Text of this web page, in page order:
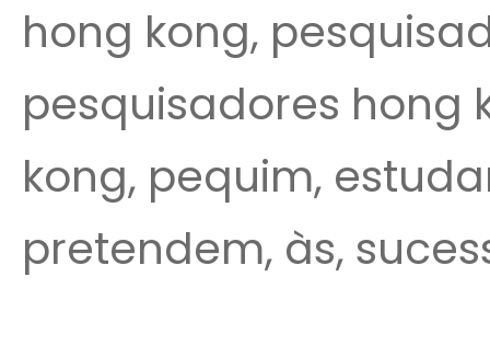
hong kong,
pesquisadores hong
kong, pequim,
pretendem, às,